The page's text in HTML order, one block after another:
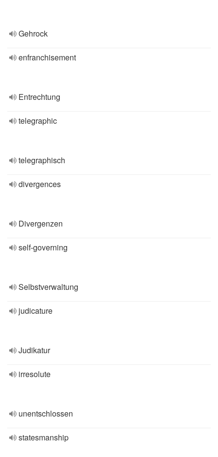
Gehrock
enfranchisement
Entrechtung
telegraphic
telegraphisch
divergences
Divergenzen
self-governing
Selbstverwaltung
judicature
Judikatur
irresolute
unentschlossen
statesmanship